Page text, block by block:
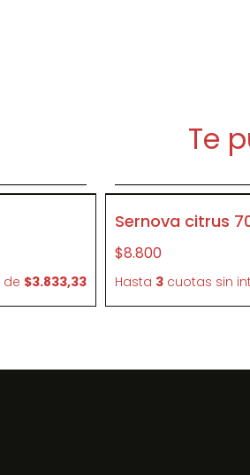
Te
de $3.833,33
Sernova citrus
$8.800
Hasta 3 cuotas sin